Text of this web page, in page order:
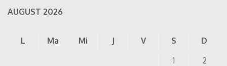
AUGUST 2026
L Ma Mi J V S
D
1
2